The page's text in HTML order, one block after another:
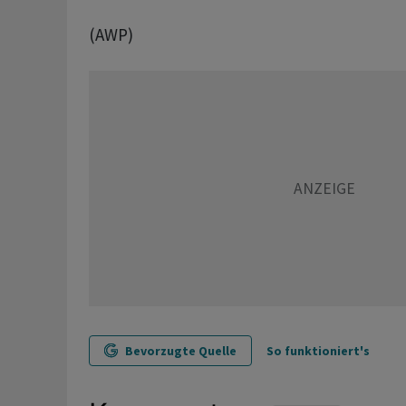
(AWP)
Bevorzugte Quelle So funktioniert's